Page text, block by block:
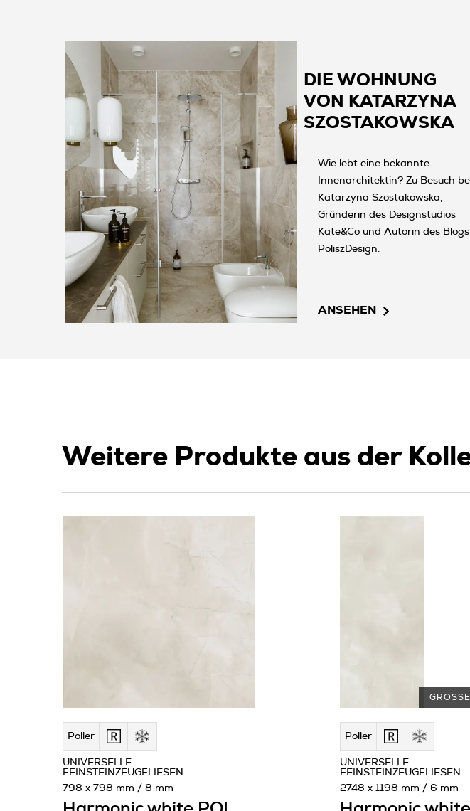
DIE WOHNUNG
VON KATARZYNA
SZOSTAKOWSKA
Wie lebt eine bekannte
Innenarchitektin? Zu Besuch
Katarzyna Szostakowska,
Gründerin des Designstudios
Kate&Co und Autorin des Blogs
PoliszDesign.
ANSEHEN
Weitere Produkte aus der
Poller
UNIVERSELLE
FEINSTEINZEUGFLIESEN
798 x 798 mm / 8 mm
Poller
UNIVERSELLE
FEINSTEINZEUGFLIESEN
2748 x 1198 mm / 6 mm